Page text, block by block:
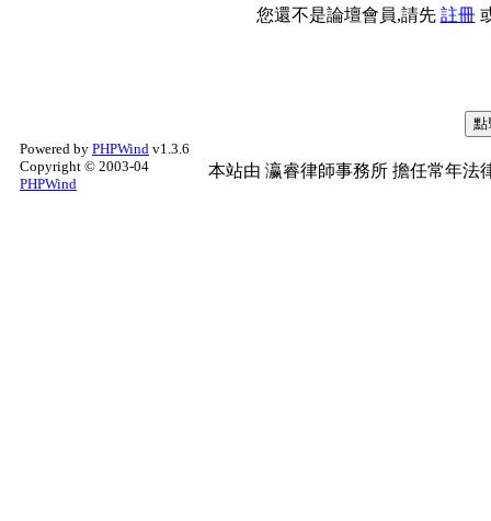
您還不是論壇會員,請先 註冊
Powered by PHPWind v1.3.6
Copyright © 2003-04
PHPWind
本站由 瀛睿律師事務所 擔任常年法